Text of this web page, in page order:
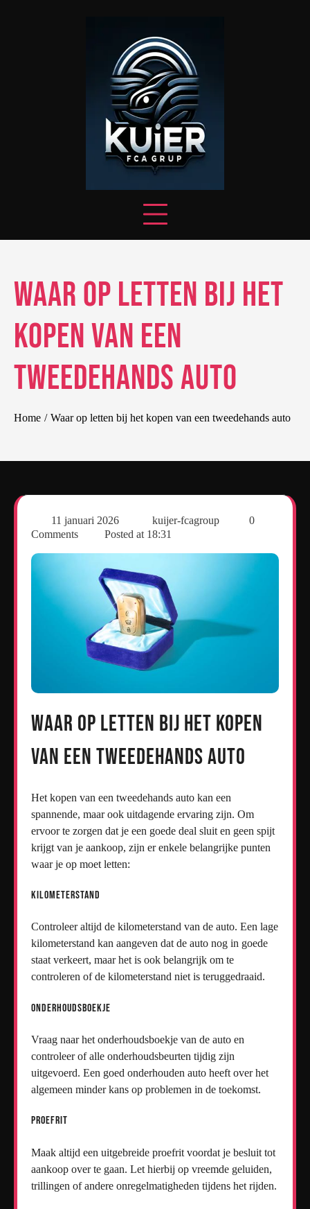
Waar op letten bij het
kopen van een
tweedehands auto
Home Waar op letten bij het kopen van een tweedehands auto
11 januari 2026 kuijer-fcagroup
0
Comments
Posted at 18:31
Waar op letten bij het kopen
van een tweedehands auto
Het kopen van een tweedehands auto kan een
spannende, maar ook uitdagende ervaring zijn. Om
ervoor te zorgen dat je een goede deal sluit en geen spijt
krijgt van je aankoop, zijn er enkele belangrijke punten
waar je op moet letten:
Kilometerstand
Controleer altijd de kilometerstand van de auto. Een lage
kilometerstand kan aangeven dat de auto nog in goede
staat verkeert, maar het is ook belangrijk om te
controleren of de kilometerstand niet is teruggedraaid.
Onderhoudsboekje
Vraag naar het onderhoudsboekje van de auto en
controleer of alle onderhoudsbeurten tijdig zijn
uitgevoerd. Een goed onderhouden auto heeft over het
algemeen minder kans op problemen in de toekomst.
Proefrit
Maak altijd een uitgebreide proefrit voordat je besluit tot
aankoop over te gaan. Let hierbij op vreemde geluiden,
trillingen of andere onregelmatigheden tijdens het rijden.